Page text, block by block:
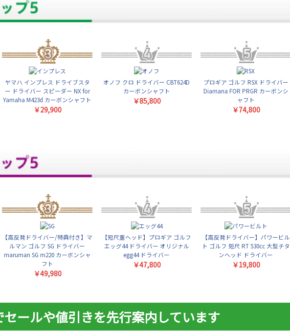
ヤマハ インプレス ドライブスタ
ー ドライバー スピーダー NX for
Yamaha M423d カーボンシャフト
￥29,900
オノフ クロ ドライバー CBT624D
カーボンシャフト
￥85,800
プロギア ゴルフ RSX ドライバー
Diamana FOR PRGR カーボンシ
ャフト
￥74,800
【高反発ドライバー/特典付き】マ
ルマン ゴルフ SG ドライバー
maruman SG m220 カーボンシャ
フト
￥49,980
【短尺重ヘッド】プロギア ゴルフ
エッグ44 ドライバー オリジナル
egg44 ドライバー
￥47,800
【高反発ドライバー】パワービル
ト ゴルフ 短尺 RT 530cc 大型チタ
ンヘッド ドライバー
￥19,800
セールや値引きを先行案内しています